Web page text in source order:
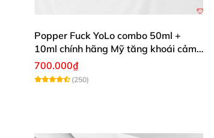
Popper Fuck YoLo combo 50ml +
10ml chính hãng Mỹ tăng khoái cảm
mạnh mẽ an toàn
700.000₫
(250)